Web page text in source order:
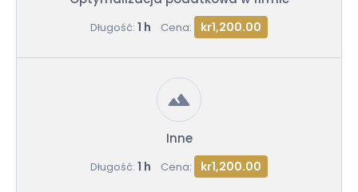
Długość: 1 h Cena: kr1,200.00
Inne
Długość: 1 h Cena: kr1,200.00